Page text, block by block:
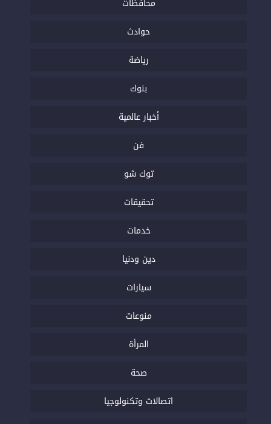
محافظات
حوادث
رياضة
بنوك
أخبار عالمية
فن
توك شو
تحقيقات
خدمات
دين ودنيا
سيارات
منوعات
المرأة
صحة
اتصالات وتكنولوجيا